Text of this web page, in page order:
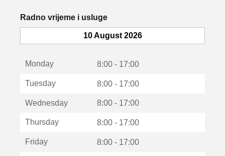
k
o
u
Radno vrijeme i usluge
10 August 2026
Monday 8:00 - 17:00
Tuesday 8:00 - 17:00
Wednesday 8:00 - 17:00
Thursday 8:00 - 17:00
Friday 8:00 - 17:00